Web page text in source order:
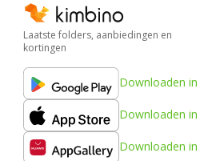
Laatste folders, aanbiedingen en
kortingen
Downloaden in
Downloaden in
Downloaden in